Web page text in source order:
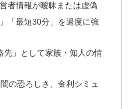
者情報が曖昧または虚偽
「最短30分」を過度に強
先」として家族・知人の情
の恐ろしさ、金利シミュ